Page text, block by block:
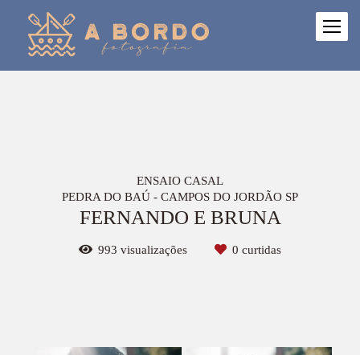
ENSAIO CASAL
PEDRA DO BAÚ - CAMPOS DO JORDÃO SP
FERNANDO E BRUNA
993 visualizações 0 curtidas